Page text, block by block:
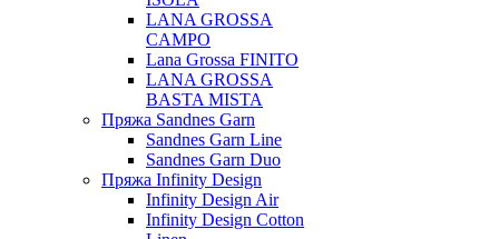
LANA GROSSA
CAMPO
Lana Grossa FINITO
LANA GROSSA
BASTA MISTA
Пряжа Sandnes Garn
Sandnes Garn Line
Sandnes Garn Duo
Пряжа Infinity Design
Infinity Design Air
Infinity Design Cotton